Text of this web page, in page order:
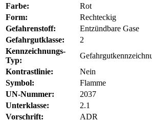
Farbe:
Rot
Form:
Rechteckig
Gefahrenstoff:
Entzündbare Gase
Gefahrgutklasse:
2
Kennzeichnungs-
Typ:
Kontrastlinie:
Nein
Symbol:
Flamme
UN-Nummer:
2037
Unterklasse:
2.1
Vorschrift:
ADR